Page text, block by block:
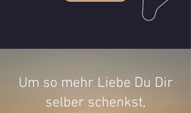
Um so mehr Liebe Du Dir
selber schenkst,